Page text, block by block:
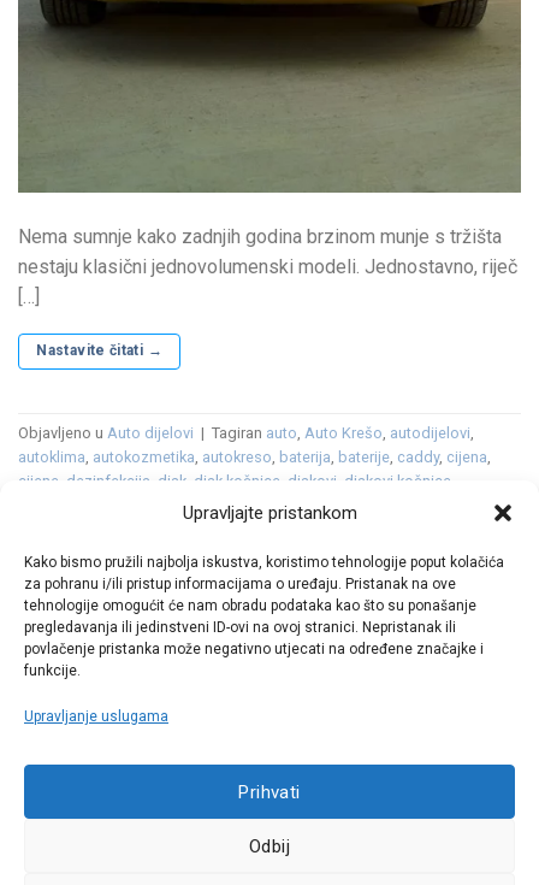
Upravljajte pristankom
Kako bismo pružili najbolja iskustva, koristimo tehnologije poput kolačića
za pohranu i/ili pristup informacijama o uređaju. Pristanak na ove
tehnologije omogućit će nam obradu podataka kao što su ponašanje
pregledavanja ili jedinstveni ID-ovi na ovoj stranici. Nepristanak ili
povlačenje pristanka može negativno utjecati na određene značajke i
funkcije.
Upravljanje uslugama
Prihvati
Odbij
Nema sumnje kako zadnjih godina brzinom munje s tržišta
nestaju klasični jednovolumenski modeli. Jednostavno, riječ
[…]
Nastavite čitati →
Objavljeno u Auto dijelovi | Tagiran auto, Auto Krešo, autodijelovi,
autoklima, autokozmetika, autokreso, baterija, baterije, caddy, cijena,
cijene dezinfekcija disk disk kočnice diskovi diskovi kočnice
, filter goriva ,filter kabine,
,
obloge , kočnice,LED , ležaj , ležajevi kotača mercedes ,platneni tepisi ,
SUV ,svjećice ,svjetla,T-klasa,tekstilni tepisi,tekućina,tepih, tepisi
tklasa,volkswagen,vw,zimska tekućina,zimske Ostavite komentar
Call centar
+38513030300